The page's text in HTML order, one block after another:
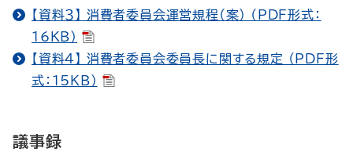
【資料３】 消費者委員会運営規程（案） （PDF形式：
16KB）
【資料４】 消費者委員会委員長に関する規定 （PDF形
式：15KB）
議事録